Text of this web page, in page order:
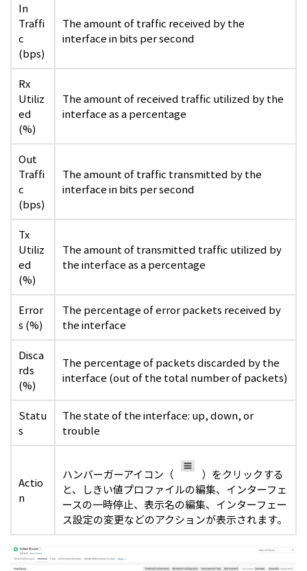
In
Traffi
c
(bps)
The amount of traffic received by the
interface in bits per second
Rx
Utiliz
ed
(%)
The amount of received traffic utilized by the
interface as a percentage
Out
Traffi
c
(bps)
The amount of traffic transmitted by the
interface in bits per second
Tx
Utiliz
ed
(%)
The amount of transmitted traffic utilized by
the interface as a percentage
Error
s (%)
The percentage of error packets received by
the interface
Disca
rds
(%)
The percentage of packets discarded by the
interface (out of the total number of packets)
Statu
s
The state of the interface: up, down, or
trouble
Actio
n
ハンバーガーアイコン（
）をクリックする
と、しきい値プロファイルの編集、インターフェ
ースの一時停止、表示名の編集、インターフェー
ス設定の変更などのアクションが表示されます。